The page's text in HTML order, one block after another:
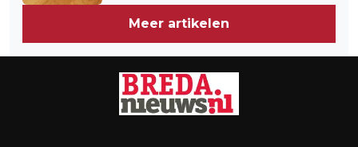
Meer artikelen